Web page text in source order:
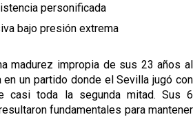
personificada
bajo presión extrema
madurez impropia de sus 23 años al
un partido donde el Sevilla jugó con
casi toda la segunda mitad. Sus 6
fundamentales para mantener